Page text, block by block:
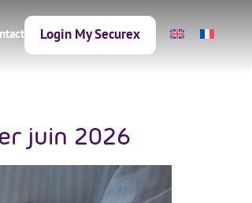
Login My Securex
juin 2026